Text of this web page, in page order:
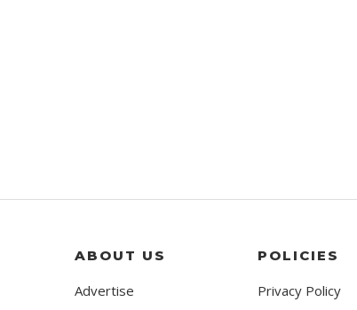
ABOUT US
Advertise
POLICIES
Privacy Policy